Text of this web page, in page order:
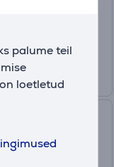
palume teil
loetletud